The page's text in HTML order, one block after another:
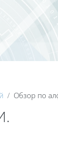
Обзор по